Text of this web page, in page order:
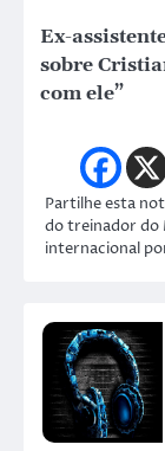
Ex-
sobre
com ele”
Partilhe esta
do treinador do
internacional